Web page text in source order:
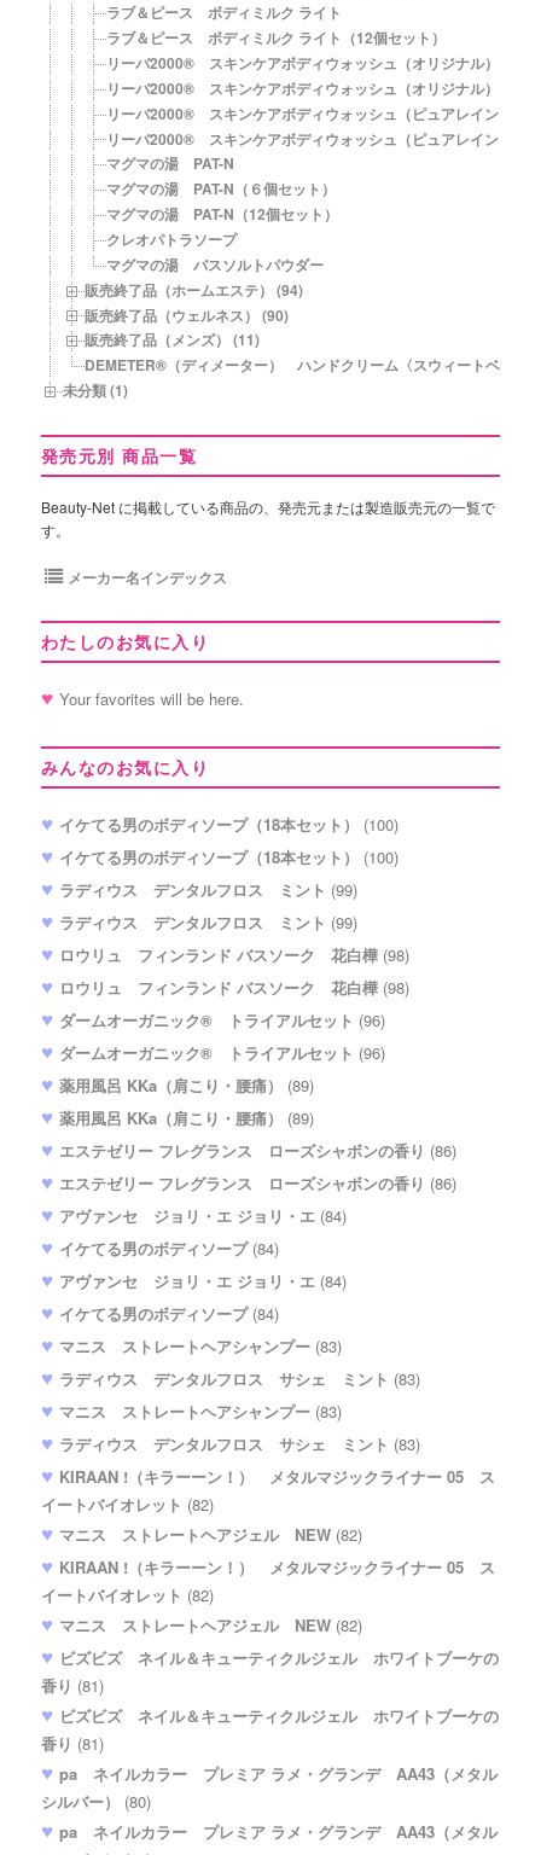
ラブ＆ピース ボディミルク ライト
ラブ＆ピース ボディミルク ライト（12個セット）
リーバ2000® スキンケアボディウォッシュ（オリジナル）
リーバ2000® スキンケアボディウォッシュ（オリジナル）・６
リーバ2000® スキンケアボディウォッシュ（ピュアレイン）
リーバ2000® スキンケアボディウォッシュ（ピュアレイン）・
マグマの湯 PAT-N
マグマの湯 PAT-N（６個セット）
マグマの湯 PAT-N（12個セット）
クレオパトラソープ
マグマの湯 バスソルトパウダー
販売終了品（ホームエステ） (94)
販売終了品（ウェルネス） (90)
販売終了品（メンズ） (11)
DEMETER®（ディメーター） ハンドクリーム〈スウィートベビー
未分類 (1)
発売元別 商品一覧
Beauty-Net に掲載している商品の、発売元または製造販売元の一覧で
す。
メーカー名インデックス
わたしのお気に入り
Your favorites will be here.
みんなのお気に入り
イケてる男のボディソープ（18本セット）
(100)
イケてる男のボディソープ（18本セット）
(100)
ラディウス デンタルフロス ミント (99)
ラディウス デンタルフロス ミント (99)
ロウリュ フィンランド バスソーク 花白樺 (98)
ロウリュ フィンランド バスソーク 花白樺 (98)
ダームオーガニック® トライアルセット (96)
ダームオーガニック® トライアルセット (96)
薬用風呂 KKa（肩こり・腰痛）
(89)
薬用風呂 KKa（肩こり・腰痛）
(89)
エステゼリー フレグランス ローズシャボンの香り (86)
エステゼリー フレグランス ローズシャボンの香り (86)
アヴァンセ ジョリ・エ ジョリ・エ (84)
イケてる男のボディソープ(84)
アヴァンセ ジョリ・エ ジョリ・エ (84)
イケてる男のボディソープ(84)
マニス ストレートヘアシャンプー (83)
ラディウス デンタルフロス サシェ ミント (83)
マニス ストレートヘアシャンプー (83)
ラディウス デンタルフロス サシェ ミント (83)
KIRAAN !（キラーーン！） メタルマジックライナー 05 ス
イートバイオレット (82)
マニス ストレートヘアジェル NEW (82)
KIRAAN !（キラーーン！） メタルマジックライナー 05 ス
イートバイオレット (82)
マニス ストレートヘアジェル NEW (82)
ビズビズ ネイル＆キューティクルジェル ホワイトブーケの
香り (81)
ビズビズ ネイル＆キューティクルジェル ホワイトブーケの
香り (81)
pa ネイルカラー プレミア ラメ・グランデ AA43（メタル
シルバー）
(80)
pa ネイルカラー プレミア ラメ・グランデ AA43（メタル